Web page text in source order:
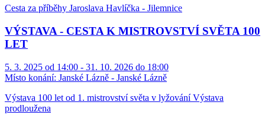
Cesta za příběhy Jaroslava Havlíčka - Jilemnice
VÝSTAVA - CESTA K MISTROVSTVÍ SVĚTA 100
LET
5. 3. 2025 od 14:00 - 31. 10. 2026 do 18:00
Místo konání: Janské Lázně - Janské Lázně
Výstava 100 let od 1. mistrovství světa v lyžování Výstava
prodloužena